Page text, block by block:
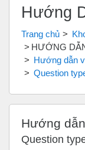
Hướng
Trang chủ
HƯỚNG
Hướng dẫn
Question
Hướng
Question